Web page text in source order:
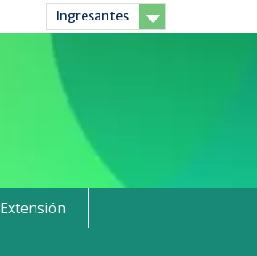
Ingresantes
Extensión